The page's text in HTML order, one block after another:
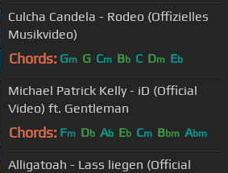
Culcha Candela - Rodeo (Offizielles
Musikvideo)
Chords: Gm G Cm Bb C Dm Eb
Michael Patrick Kelly - iD (Official
Video) ft. Gentleman
Chords: Fm Db Ab Eb Cm Bbm Abm
Alligatoah - Lass liegen (Official